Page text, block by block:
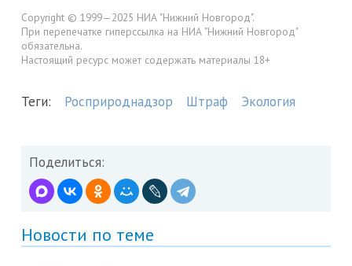
Copyright © 1999—2025 НИА "Нижний Новгород".
При перепечатке гиперссылка на НИА "Нижний Новгород"
обязательна.
Настоящий ресурс может содержать материалы 18+
Теги: Росприроднадзор Штраф Экология
Поделиться:
Новости по теме